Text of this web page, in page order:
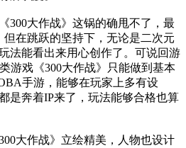
300大作战》这锅的确甩不了，最
但在跳跃的坚持下，无论是二次元
法能看出来用心创作了。可说回游
游戏《300大作战》只能做到基本
手游，能够在玩家上多有设
是奔着IP来了，玩法能够合格也算
大作战》立绘精美，人物也设计